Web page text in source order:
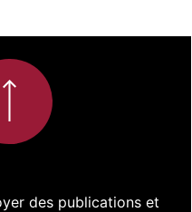
des publications et